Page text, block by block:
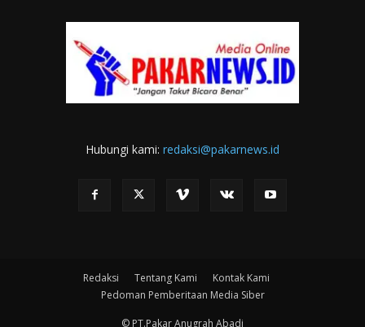
Hubungi kami: redaksi@pakarnews.id
Redaksi Tentang Kami
Kontak Kami
Pedoman Pemberitaan Media Siber
© PT.Pakar Anugrah Abadi